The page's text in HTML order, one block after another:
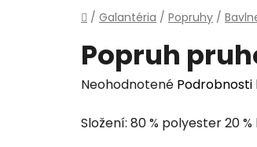
Domov
/ Galantéria / Popruhy /
Popruh
Priemerné
produktu
Neohodnotené
Složení: 80 % polyester 20